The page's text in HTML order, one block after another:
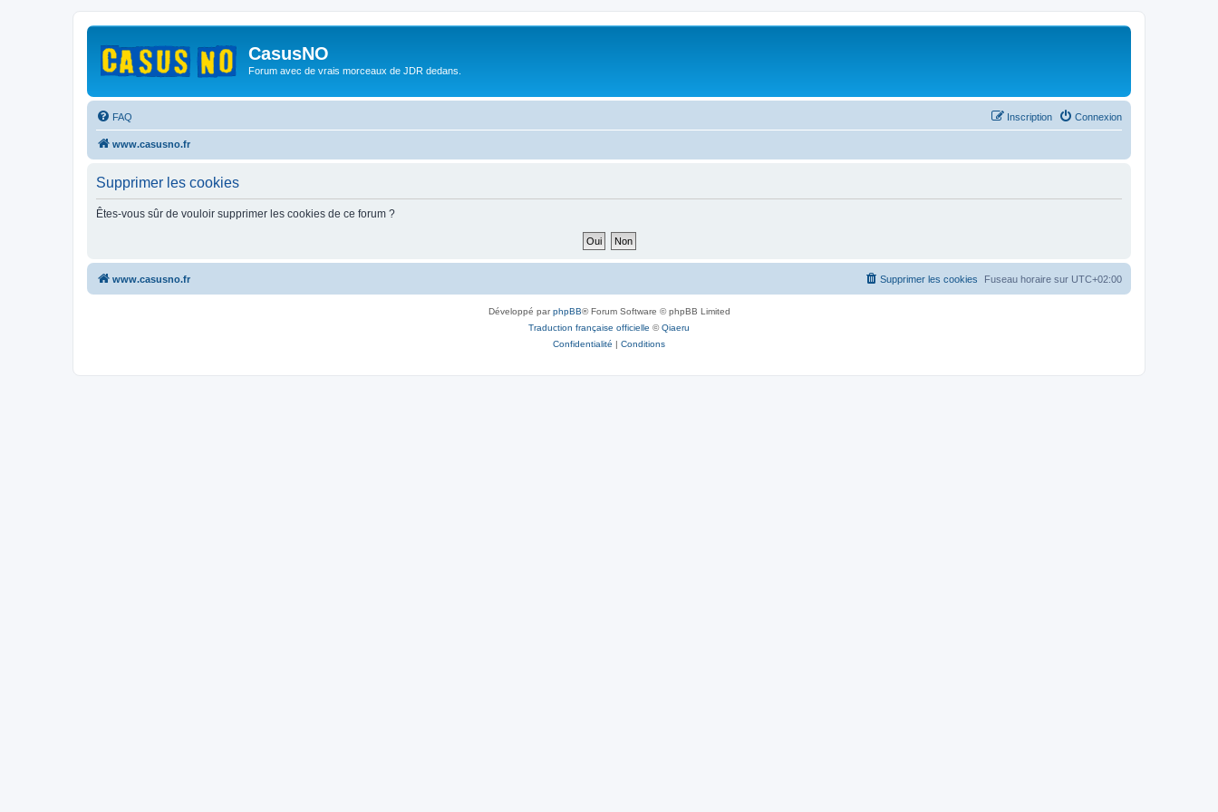
CasusNO
Forum avec de vrais morceaux de JDR dedans.
FAQ Connexion
Inscription
www.casusno.fr
Supprimer les cookies
Êtes-vous sûr de vouloir supprimer les cookies de ce forum ?
www.casusno.fr Fuseau horaire sur UTC+02:00
Supprimer les cookies
Développé parphpBB® Forum Software © phpBB Limited
Traduction française officielle ©Qiaeru
Confidentialité | Conditions